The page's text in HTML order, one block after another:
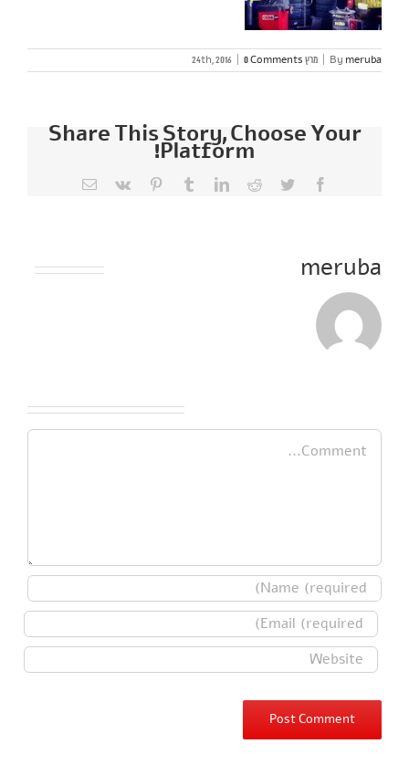
By meruba מרץ 24th, 2016 0 Comments
Share This Story, Choose Your
Platform!
Facebook
Twitter
Reddit
LinkedIn
Tumblr
Pinterest
Vk
Email
meruba
Comment